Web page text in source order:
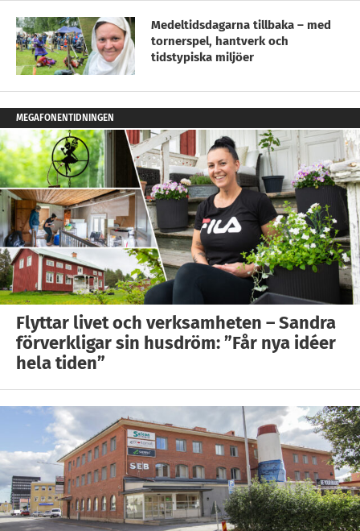
Medeltidsdagarna tillbaka – med
tornerspel, hantverk och
tidstypiska miljöer
MEGAFONENTIDNINGEN
Flyttar livet och verksamheten – Sandra
förverkligar sin husdröm: ”Får nya idéer
hela tiden”